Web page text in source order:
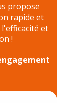
propose
rapide et
et
!